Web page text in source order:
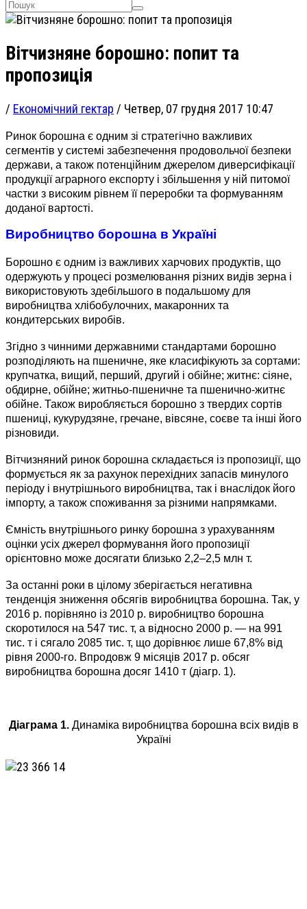
Вітчизняне борошно: попит та
пропозиція
/ Економічний гектар / Четвер, 07 грудня 2017 10:47
Ринок борошна є одним зі стратегічно важливих
сегментів у системі забезпечення продовольчої безпеки
держави, а також потенційним джерелом диверсифікації
продукції аграрного експорту і збільшення у ній питомої
частки з високим рівнем її переробки та формуванням
доданої вартості.
Виробництво борошна в Україні
Борошно є одним із важливих харчових продуктів, що
одержують у процесі розмелювання різних видів зерна і
використовують здебільшого в подальшому для
виробництва хлібобулочних, макаронних та
кондитерських виробів.
Згідно з чинними державними стандартами борошно
розподіляють на пшеничне, яке класифікують за сортами:
крупчатка, вищий, перший, другий і обійне; житнє: сіяне,
обдирне, обійне; житньо-пшеничне та пшенично-житнє
обійне. Також виробляється борошно з твердих сортів
пшениці, кукурудзяне, гречане, вівсяне, соєве та інші його
різновиди.
Вітчизняний ринок борошна складається із пропозиції, що
формується як за рахунок перехідних запасів минулого
періоду і внутрішнього виробництва, так і внаслідок його
імпорту, а також споживання за різними напрямками.
Ємність внутрішнього ринку борошна з урахуванням
оцінки усіх джерел формування його пропозиції
орієнтовно може досягати близько 2,2–2,5 млн т.
За останні роки в цілому зберігається негативна
тенденція зниження обсягів виробництва борошна. Так, у
2016 р. порівняно із 2010 р. виробництво борошна
скоротилося на 547 тис. т, а відносно 2000 р. — на 991
тис. т і сягало 2085 тис. т, що дорівнює лише 67,8% від
рівня ­2000-го. Впродовж 9 місяців 2017 р. обсяг
виробництва борошна досяг 1410 т (діагр. 1).
Діаграма 1.Динаміка виробництва борошна всіх видів в
Україні